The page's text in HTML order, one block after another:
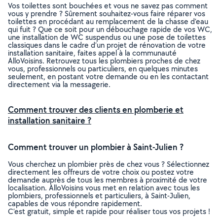
Vos toilettes sont bouchées et vous ne savez pas comment
vous y prendre ? Sûrement souhaitez-vous faire réparer vos
toilettes en procédant au remplacement de la chasse d’eau
qui fuit ? Que ce soit pour un débouchage rapide de vos WC,
une installation de WC suspendus ou une pose de toilettes
classiques dans le cadre d’un projet de rénovation de votre
installation sanitaire, faites appel à la communauté
AlloVoisins. Retrouvez tous les plombiers proches de chez
vous, professionnels ou particuliers, en quelques minutes
seulement, en postant votre demande ou en les contactant
directement via la messagerie.
Comment trouver des clients en plomberie et
installation sanitaire ?
Comment trouver un plombier à Saint-Julien ?
Vous cherchez un plombier près de chez vous ? Sélectionnez
directement les offreurs de votre choix ou postez votre
demande auprès de tous les membres à proximité de votre
localisation. AlloVoisins vous met en relation avec tous les
plombiers, professionnels et particuliers, à Saint-Julien,
capables de vous répondre rapidement.
C’est gratuit, simple et rapide pour réaliser tous vos projets !